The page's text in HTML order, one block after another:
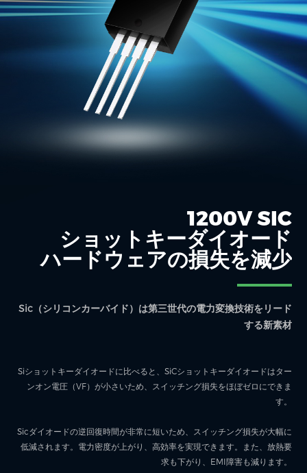
1200V SIC
ショットキーダイオード
ハードウェアの損失を減少
Sic（シリコンカーバイド）は第三世代の電力変換技術をリード
する新素材
Siショットキーダイオードに比べると、SiCショットキーダイオードはター
ンオン電圧（VF）が小さいため、スイッチング損失をほぼゼロにできま
す。
Sicダイオードの逆回復時間が非常に短いため、スイッチング損失が大幅に
低減されます。電力密度が上がり、高効率を実現できます。また、放熱要
求も下がり、EMI障害も減ります。